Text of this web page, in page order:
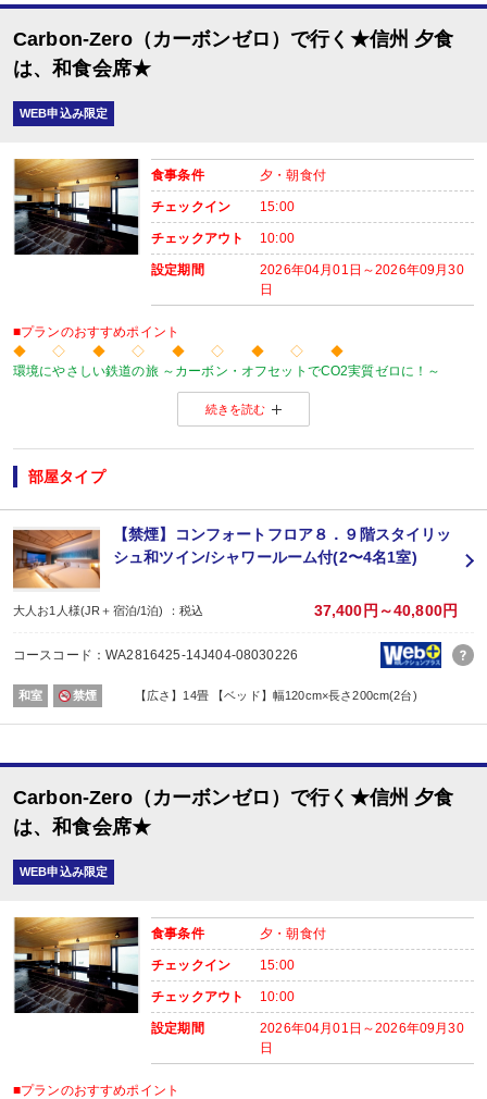
Carbon-Zero（カーボンゼロ）で行く★信州 夕食
は、和食会席★
WEB申込み限定
食事条件 夕・朝食付
チェックイン 15:00
チェックアウト 10:00
設定期間
2026年04月01日～2026年09月30
日
■プランのおすすめポイント
◆ ◇ ◆ ◇ ◆ ◇ ◆ ◇ ◆
環境にやさしい鉄道の旅 ～カーボン・オフセットでCO2実質ゼロに！～
当プランの旅行代金にはカーボン・オフセット代金（J-クレジット代金）が含
旅行の移動で排出されるCO2を埋め合わせ（オフセット）出来る仕組みとなっ
※カーボン・オフセットについて、詳しくはこちらをご覧ください。
◆ ◇ ◆ ◇ ◆ ◇ ◆ ◇ ◆
【お楽しみメニュー】
・売店でご利用いただける売店券１，０００円分付（１室につき滞在中１枚）
■夕食
場所:
レストラン
■朝食
場所:
レストラン
内容:
続きを読む
部屋タイプ
【禁煙】コンフォートフロア８．９階スタイリッ
シュ和ツイン/シャワールーム付(2〜4名1室)
大人お1人様(JR＋宿泊/1泊) ：税込 37,400円～40,800円
コースコード：WA2816425-14J404-08030226
和室 禁煙 【広さ】14畳 【ベッド】幅120cm×長さ200cm(2台)
Carbon-Zero（カーボンゼロ）で行く★信州 夕食
は、和食会席★
WEB申込み限定
食事条件 夕・朝食付
チェックイン 15:00
チェックアウト 10:00
設定期間
2026年04月01日～2026年09月30
日
■プランのおすすめポイント